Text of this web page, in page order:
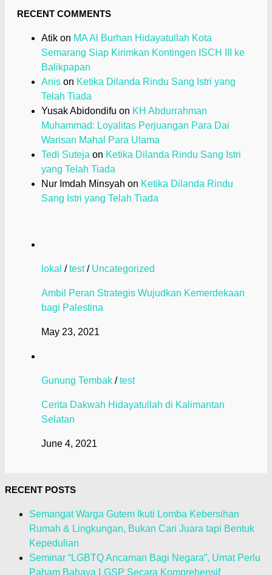
RECENT COMMENTS
Atik on MA Al Burhan Hidayatullah Kota
Semarang Siap Kirimkan Kontingen ISCH III ke
Balikpapan
Anis on Ketika Dilanda Rindu Sang Istri yang
Telah Tiada
Yusak Abidondifu on KH Abdurrahman
Muhammad: Loyalitas Perjuangan Para Dai
Warisan Mahal Para Ulama
Tedi Suteja on Ketika Dilanda Rindu Sang Istri
yang Telah Tiada
Nur Imdah Minsyah on Ketika Dilanda Rindu
Sang Istri yang Telah Tiada
lokal /test/ Uncategorized
Ambil Peran Strategis Wujudkan Kemerdekaan
bagi Palestina
May 23, 2021
Gunung Tembak /test
Cerita Dakwah Hidayatullah di Kalimantan
Selatan
June 4, 2021
RECENT POSTS
Semangat Warga Gutem Ikuti Lomba Kebersihan
Rumah & Lingkungan, Bukan Cari Juara tapi Bentuk
Kepedulian
Seminar “LGBTQ Ancaman Bagi Negara”, Umat Perlu
Paham Bahaya LGSP Secara Komprehensif